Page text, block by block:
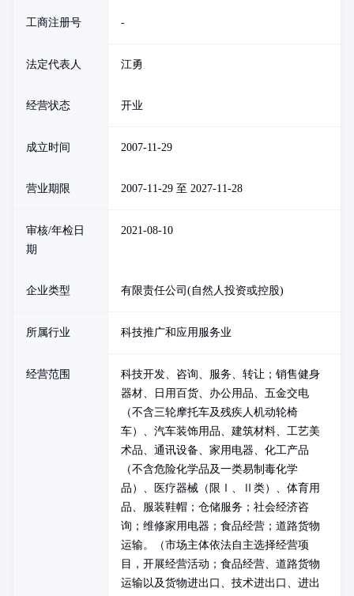
工商注册号 -
法定代表人 江勇
经营状态 开业
成立时间 2007-11-29
营业期限 2007-11-29 至 2027-11-28
审核/年检日
期
2021-08-10
企业类型 有限责任公司(自然人投资或控股)
所属行业 科技推广和应用服务业
经营范围
科技开发、咨询、服务、转让；销售健身
器材、日用百货、办公用品、五金交电
（不含三轮摩托车及残疾人机动轮椅
车）、汽车装饰用品、建筑材料、工艺美
术品、通讯设备、家用电器、化工产品
（不含危险化学品及一类易制毒化学
品）、医疗器械（限Ⅰ、Ⅱ类）、体育用
品、服装鞋帽；仓储服务；社会经济咨
询；维修家用电器；食品经营；道路货物
运输。（市场主体依法自主选择经营项
目，开展经营活动；食品经营、道路货物
运输以及货物进出口、技术进出口、进出